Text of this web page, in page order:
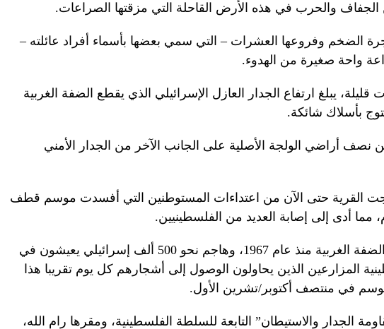
الجفاف والحرب في هذه الأرض القاحلة التي مزقتها الصراعات.
الضخم وفروعها العشرات – التي سمي بعضها بأسماء أفراد عائلته –
واحة صغيرة من الهدوء.
يبلغ ارتفاع الجدار العازل الإسرائيلي الذي يقطع الضفة الغربية
بأسلاك شائكة.
نصف أراضي الولجة الأصلية على الجانب الآخر من الجدار الأمني
القرية حتى الآن من اعتداءات المستوطنين التي أفسدت موسم قطف
مما أدى إلى إصابة العديد من الفلسطينيين.
وتحتل إسرائيل الضفة الغربية منذ عام 1967، وهاجم نحو 500 ألف إسرائيلي يعيشون في
المزارعين الذين يحاولون الوصول إلى أشجارهم كل يوم تقريبا هذا
في منتصف أكتوبر/تشرين الأول.
الجدار والاستيطان” التابعة للسلطة الفلسطينية، ومقرها رام الله،